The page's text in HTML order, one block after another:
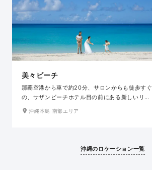
美々ビーチ
那覇空港から車で約20分、サロンからも徒歩すぐ
の、サザンビーチホテル目の前にある新しいリゾ
ートビーチです。青い海と白い砂浜が美しく、水
平線に沈む綺麗なサンセットもオススメです。芝
シの木とおふたりのシルエット写真も素敵です。
ビーチや芝生以外にも空の青に映える綺麗な橋な
沖縄本島 南部エリア
沖縄のロケーション一覧